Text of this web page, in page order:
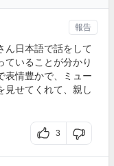
ん日本語で話をして
ていることが分かり
表情豊かで、ミュー
見せてくれて、親し
3
報告